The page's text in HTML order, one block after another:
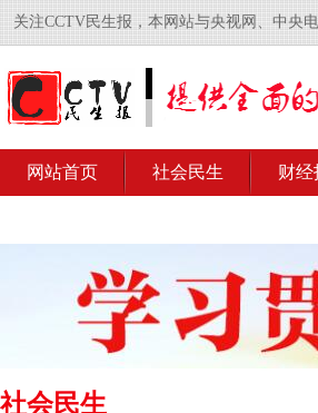
关注CCTV民生报，本网站与央视网、中央电
网站首页 社会民生 财经
社会民生